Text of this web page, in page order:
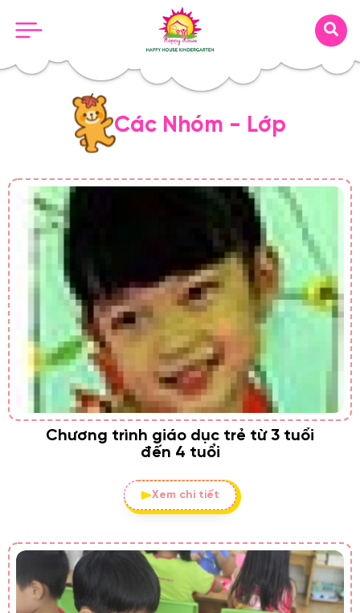
Các Nhóm - Lớp
Chương trình giáo dục trẻ từ 3 tuổi
đến 4 tuổi
Xem chi tiết